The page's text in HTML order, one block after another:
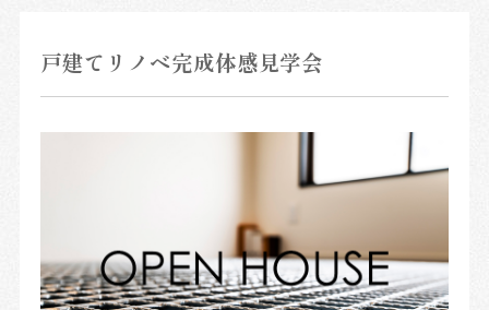
戸建てリノベ完成体感見学会